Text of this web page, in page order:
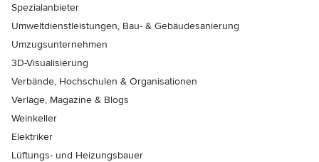
Spezialanbieter
Umweltdienstleistungen, Bau- & Gebäudesanierung
Umzugsunternehmen
3D-Visualisierung
Verbände, Hochschulen & Organisationen
Verlage, Magazine & Blogs
Weinkeller
Elektriker
Lüftungs- und Heizungsbauer